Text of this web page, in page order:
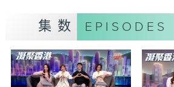
内瓦国际发明展」更连夺两个
「玩物壮志-港式温度：寻
一』」
如果说李小龙是吴贵龙的精
集数 EPISODES